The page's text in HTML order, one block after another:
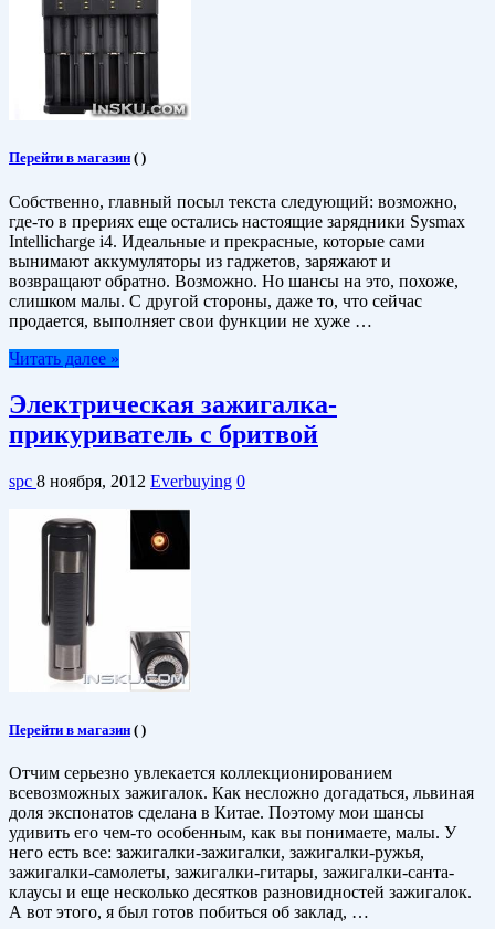
Перейти в магазин ( )
Собственно, главный посыл текста следующий: возможно,
где-то в прериях еще остались настоящие зарядники Sysmax
Intellicharge i4. Идеальные и прекрасные, которые сами
вынимают аккумуляторы из гаджетов, заряжают и
возвращают обратно. Возможно. Но шансы на это, похоже,
слишком малы. С другой стороны, даже то, что сейчас
продается, выполняет свои функции не хуже …
Читать далее »
Электрическая зажигалка-
прикуриватель с бритвой
spc 8 ноября, 2012 Everbuying 0
Перейти в магазин ( )
Отчим серьезно увлекается коллекционированием
всевозможных зажигалок. Как несложно догадаться, львиная
доля экспонатов сделана в Китае. Поэтому мои шансы
удивить его чем-то особенным, как вы понимаете, малы. У
него есть все: зажигалки-зажигалки, зажигалки-ружья,
зажигалки-самолеты, зажигалки-гитары, зажигалки-санта-
клаусы и еще несколько десятков разновидностей зажигалок.
А вот этого, я был готов побиться об заклад, …